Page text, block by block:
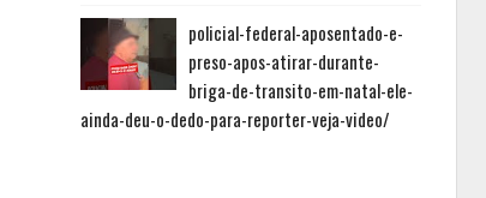
policial-federal-aposentado-e-
preso-apos-atirar-durante-
briga-de-transito-em-natal-ele-
ainda-deu-o-dedo-para-reporter-veja-video/